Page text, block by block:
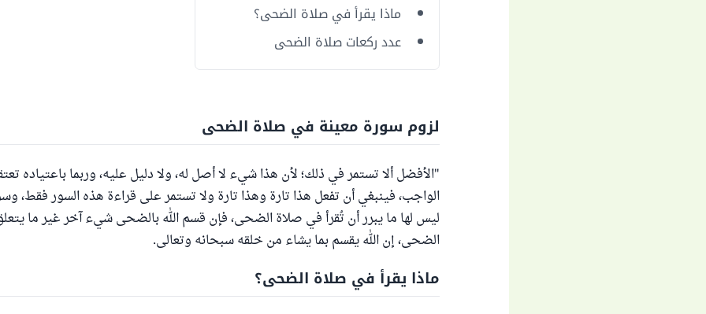
ماذا يقرأ في صلاة الضحى؟
عدد ركعات صلاة الضحى
لزوم سورة معينة في صلاة الضحى
"الأفضل ألا تستمر في ذلك؛ لأن هذا شيء لا أصل له، ولا دليل عليه، وربما باعتياده
الواجب، فينبغي أن تفعل هذا تارة وهذا تارة ولا تستمر على قراءة هذه السور فقط،
ليس لها ما يبرر أن تُقرأ في صلاة الضحى، فإن قسم الله بالضحى شيء آخر غير ما
الضحى، إن الله يقسم بما يشاء من خلقه سبحانه وتعالى.
ماذا يقرأ في صلاة الضحى؟